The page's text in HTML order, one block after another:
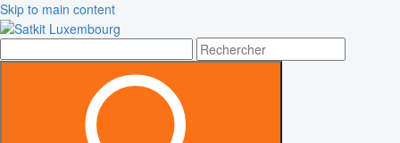
Skip to main content